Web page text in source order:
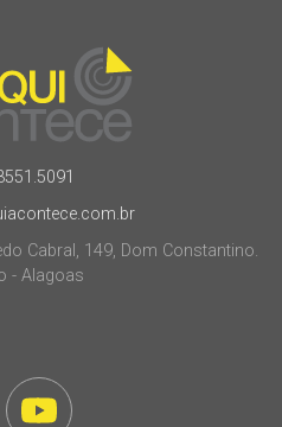
Cabral, 149, Dom Constantino.
- Alagoas